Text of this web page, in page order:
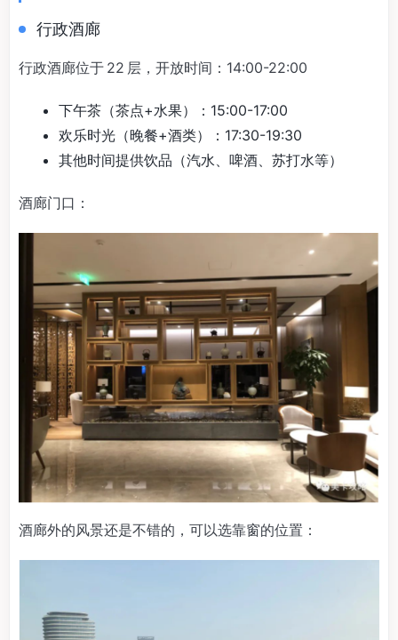
行政酒廊
行政酒廊位于 22 层，开放时间：14:00-22:00
下午茶（茶点+水果）：15:00-17:00
欢乐时光（晚餐+酒类）：17:30-19:30
其他时间提供饮品（汽水、啤酒、苏打水等）
酒廊门口：
酒廊外的风景还是不错的，可以选靠窗的位置：